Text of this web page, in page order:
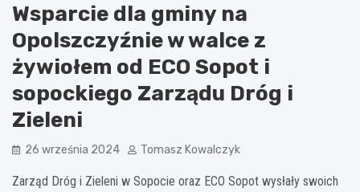
Wsparcie dla gminy na
Opolszczyźnie w walce z
żywiołem od ECO Sopot i
sopockiego Zarządu Dróg i
Zieleni
26 września 2024 Tomasz Kowalczyk
Zarząd Dróg i Zieleni w Sopocie oraz ECO Sopot wysłały swoich